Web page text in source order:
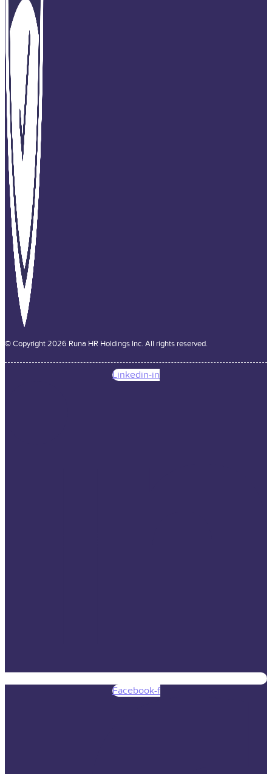
© Copyright 2026 Runa HR Holdings Inc. All rights reserved.
Linkedin-in
Facebook-f